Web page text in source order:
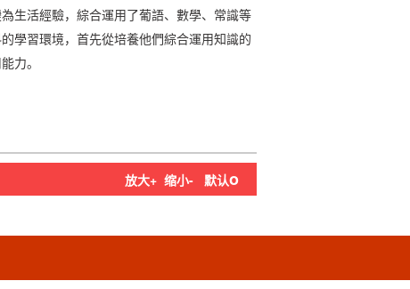
生活經驗，綜合運用了葡語、數學、常識等
學習環境，首先從培養他們綜合運用知識的
力。
放大+ 缩小- 默认o